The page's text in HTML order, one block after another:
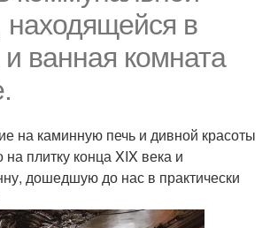
находящейся в
ванная комната
на каминную печь и дивной красоты
на плитку конца XIX века и
дошедшую до нас в практически